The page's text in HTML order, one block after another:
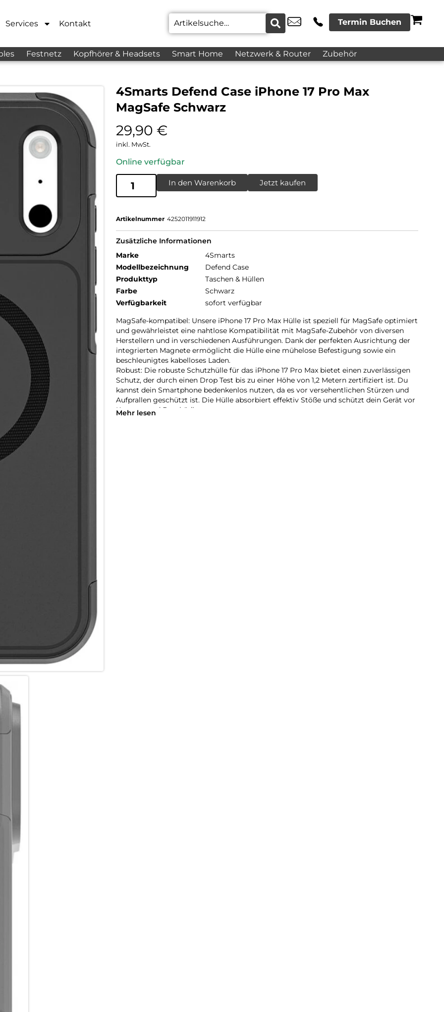
Services Kontakt Termin Buchen
Festnetz Kopfhörer & Headsets Smart Home Netzwerk & Router Zubehör
4Smarts Defend Case iPhone 17 Pro Max
MagSafe Schwarz
29,90 €
inkl. MwSt.
Online verfügbar
In den Warenkorb Jetzt kaufen
Artikelnummer 4252011911912
Zusätzliche Informationen
Marke
4Smarts
Modellbezeichnung
Defend Case
Produkttyp
Taschen & Hüllen
Farbe
Schwarz
Verfügbarkeit
sofort verfügbar
MagSafe-kompatibel: Unsere iPhone 17 Pro Max Hülle ist speziell für MagSafe optimiert
und gewährleistet eine nahtlose Kompatibilität mit MagSafe-Zubehör von diversen
Herstellern und in verschiedenen Ausführungen. Dank der perfekten Ausrichtung der
integrierten Magnete ermöglicht die Hülle eine mühelose Befestigung sowie ein
beschleunigtes kabelloses Laden.
Robust: Die robuste Schutzhülle für das iPhone 17 Pro Max bietet einen zuverlässigen
Schutz, der durch einen Drop Test bis zu einer Höhe von 1,2 Metern zertifiziert ist. Du
kannst dein Smartphone bedenkenlos nutzen, da es vor versehentlichen Stürzen und
Aufprallen geschützt ist. Die Hülle absorbiert effektiv Stöße und schützt dein Gerät vor
Kratzern und Beschädigungen.
Mehr lesen